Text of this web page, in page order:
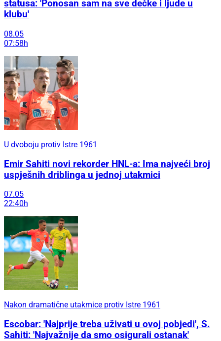
statusa: 'Ponosan sam na sve dečke i ljude u
klubu'
08.05
07:58h
U dvoboju protiv Istre 1961
Emir Sahiti novi rekorder HNL-a: Ima najveći broj
uspješnih driblinga u jednoj utakmici
07.05
22:40h
Nakon dramatične utakmice protiv Istre 1961
Escobar: 'Najprije treba uživati u ovoj pobjedi', S.
Sahiti: 'Najvažnije da smo osigurali ostanak'